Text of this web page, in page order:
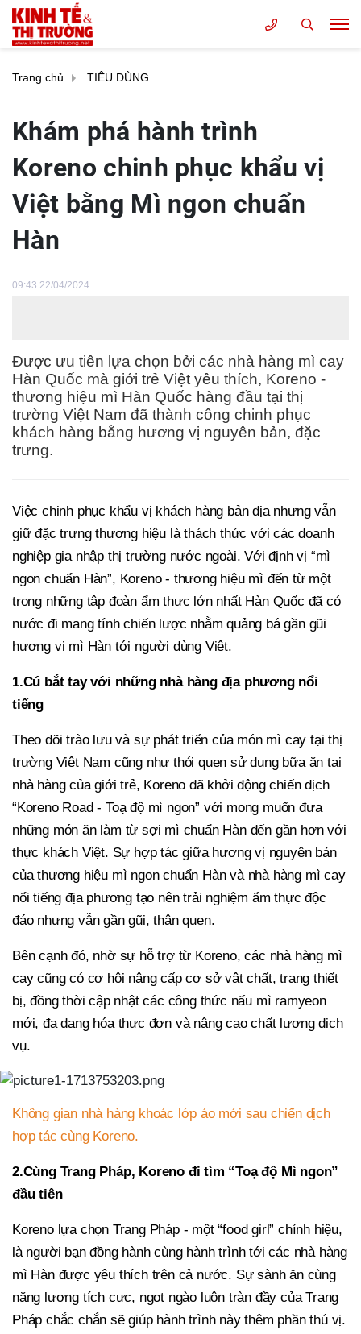
Trang chủ TIÊU DÙNG
Khám phá hành trình
Koreno chinh phục khẩu vị
Việt bằng Mì ngon chuẩn
Hàn
09:43 22/04/2024
Được ưu tiên lựa chọn bởi các nhà hàng mì cay
Hàn Quốc mà giới trẻ Việt yêu thích, Koreno -
thương hiệu mì Hàn Quốc hàng đầu tại thị
trường Việt Nam đã thành công chinh phục
khách hàng bằng hương vị nguyên bản, đặc
trưng.
Việc chinh phục khẩu vị khách hàng bản địa nhưng vẫn
giữ đặc trưng thương hiệu là thách thức với các doanh
nghiệp gia nhập thị trường nước ngoài. Với định vị “mì
ngon chuẩn Hàn”, Koreno - thương hiệu mì đến từ một
trong những tập đoàn ẩm thực lớn nhất Hàn Quốc đã có
nước đi mang tính chiến lược nhằm quảng bá gần gũi
hương vị mì Hàn tới người dùng Việt.
1.Cú bắt tay với những nhà hàng địa phương nổi
tiếng
Theo dõi trào lưu và sự phát triển của món mì cay tại thị
trường Việt Nam cũng như thói quen sử dụng bữa ăn tại
nhà hàng của giới trẻ, Koreno đã khởi động chiến dịch
“Koreno Road - Toạ độ mì ngon” với mong muốn đưa
những món ăn làm từ sợi mì chuẩn Hàn đến gần hơn với
thực khách Việt. Sự hợp tác giữa hương vị nguyên bản
của thương hiệu mì ngon chuẩn Hàn và nhà hàng mì cay
nổi tiếng địa phương tạo nên trải nghiệm ẩm thực độc
đáo nhưng vẫn gần gũi, thân quen.
Bên cạnh đó, nhờ sự hỗ trợ từ Koreno, các nhà hàng mì
cay cũng có cơ hội nâng cấp cơ sở vật chất, trang thiết
bị, đồng thời cập nhật các công thức nấu mì ramyeon
mới, đa dạng hóa thực đơn và nâng cao chất lượng dịch
vụ.
Không gian nhà hàng khoác lớp áo mới sau chiến dịch
hợp tác cùng Koreno.
2.Cùng Trang Pháp, Koreno đi tìm “Toạ độ Mì ngon”
đầu tiên
Koreno lựa chọn Trang Pháp - một “food girl” chính hiệu,
là người bạn đồng hành cùng hành trình tới các nhà hàng
mì Hàn được yêu thích trên cả nước. Sự sành ăn cùng
năng lượng tích cực, ngọt ngào luôn tràn đầy của Trang
Pháp chắc chắn sẽ giúp hành trình này thêm phần thú vị.